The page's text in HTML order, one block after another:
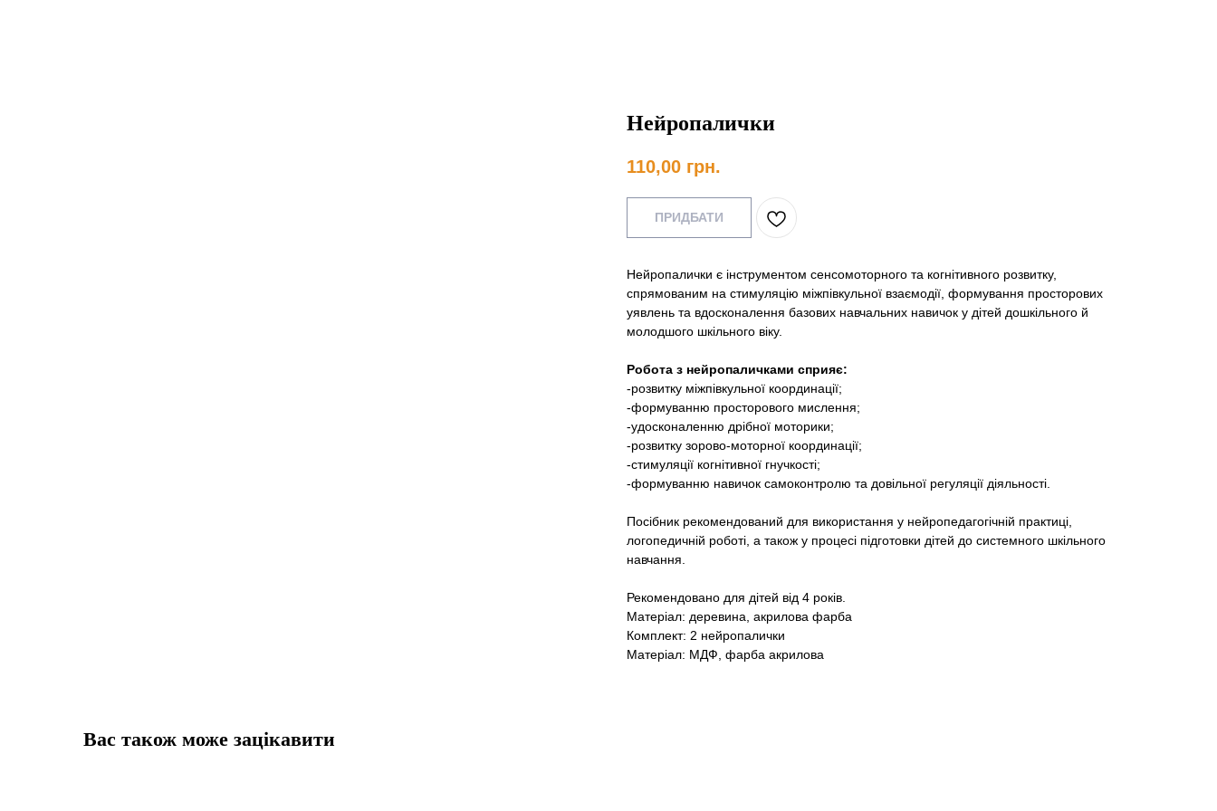
Нейропалички
110,00 грн.
ПРИДБАТИ
Нейропалички є інструментом сенсомоторного та когнітивного розвитку,
спрямованим на стимуляцію міжпівкульної взаємодії, формування просторових
уявлень та вдосконалення базових навчальних навичок у дітей дошкільного й
молодшого шкільного віку.
Робота з нейропаличками сприяє:
-розвитку міжпівкульної координації;
-формуванню просторового мислення;
-удосконаленню дрібної моторики;
-розвитку зорово-моторної координації;
-стимуляції когнітивної гнучкості;
-формуванню навичок самоконтролю та довільної регуляції діяльності.
Посібник рекомендований для використання у нейропедагогічній практиці,
логопедичній роботі, а також у процесі підготовки дітей до системного шкільного
навчання.
Рекомендовано для дітей від 4 років.
Матеріал: деревина, акрилова фарба
Комплект: 2 нейропалички
Матеріал: МДФ, фарба акрилова
Вас також може зацікавити